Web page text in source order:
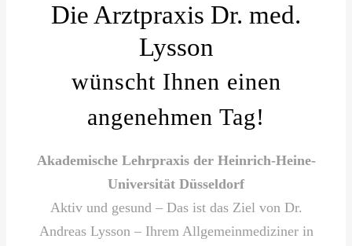
Die Arztpraxis Dr. med.
Lysson
wünscht Ihnen einen
angenehmen Tag!
Akademische Lehrpraxis der Heinrich-Heine-
Universität Düsseldorf
Aktiv und gesund – Das ist das Ziel von Dr.
Andreas Lysson – Ihrem Allgemeinmediziner in